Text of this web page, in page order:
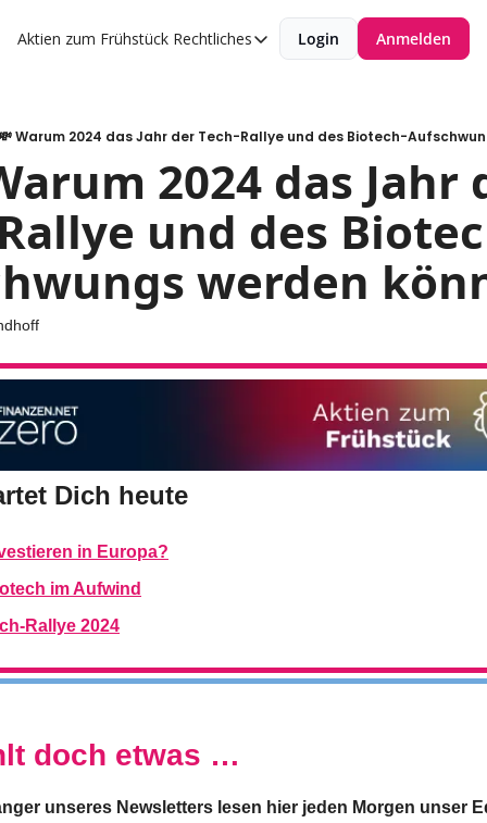
Aktien zum Frühstück Rechtliches
Rechtliches
Impressum
Login Anmelden
Warum 2024 das Jahr der Tech-Rallye und des Biotech-
2024 das Jahr
und des
werden
Dich heute
in Europa?
im Aufwind
Rallye 2024
doch etwas …
unseres Newsletters lesen hier jeden Morgen unser